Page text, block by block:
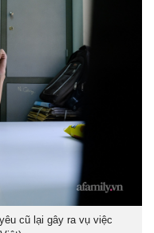
cũ lại gây ra vụ việc